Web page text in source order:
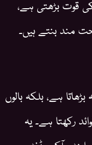
قوت بڑھتی ہے،
مند بنتے ہیں۔
ہے، بلکہ بالوں
رکھتا ہے۔ یہ